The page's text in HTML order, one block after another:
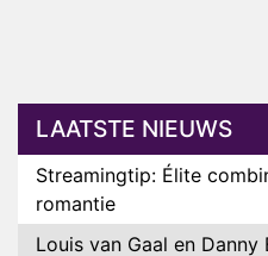
LAATSTE NIEUWS
Streamingtip: Élite
romantie
Louis van Gaal en